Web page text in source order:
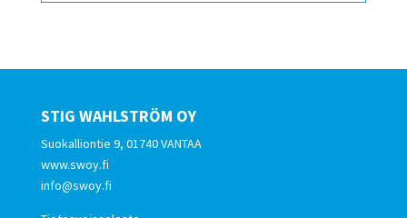
STIG WAHLSTRÖM OY
Suokalliontie 9, 01740 VANTAA
www.swoy.fi
info@swoy.fi